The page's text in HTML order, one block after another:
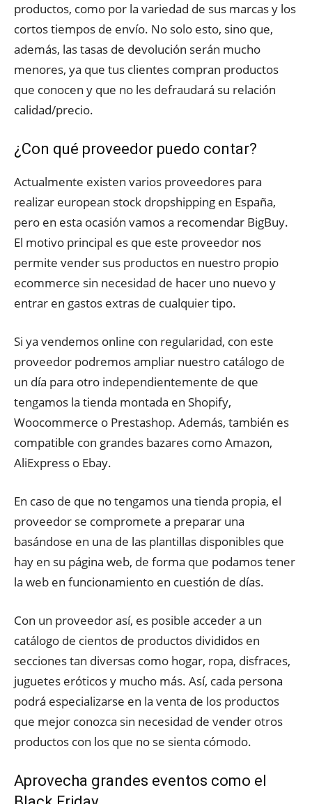
productos, como por la variedad de sus marcas y los
cortos tiempos de envío. No solo esto, sino que,
además, las tasas de devolución serán mucho
menores, ya que tus clientes compran productos
que conocen y que no les defraudará su relación
calidad/precio.
¿Con qué proveedor puedo contar?
Actualmente existen varios proveedores para
realizar european stock dropshipping en España,
pero en esta ocasión vamos a recomendar BigBuy.
El motivo principal es que este proveedor nos
permite vender sus productos en nuestro propio
ecommerce sin necesidad de hacer uno nuevo y
entrar en gastos extras de cualquier tipo.
Si ya vendemos online con regularidad, con este
proveedor podremos ampliar nuestro catálogo de
un día para otro independientemente de que
tengamos la tienda montada en Shopify,
Woocommerce o Prestashop. Además, también es
compatible con grandes bazares como Amazon,
AliExpress o Ebay.
En caso de que no tengamos una tienda propia, el
proveedor se compromete a preparar una
basándose en una de las plantillas disponibles que
hay en su página web, de forma que podamos tener
la web en funcionamiento en cuestión de días.
Con un proveedor así, es posible acceder a un
catálogo de cientos de productos divididos en
secciones tan diversas como hogar, ropa, disfraces,
juguetes eróticos y mucho más. Así, cada persona
podrá especializarse en la venta de los productos
que mejor conozca sin necesidad de vender otros
productos con los que no se sienta cómodo.
Aprovecha grandes eventos como el